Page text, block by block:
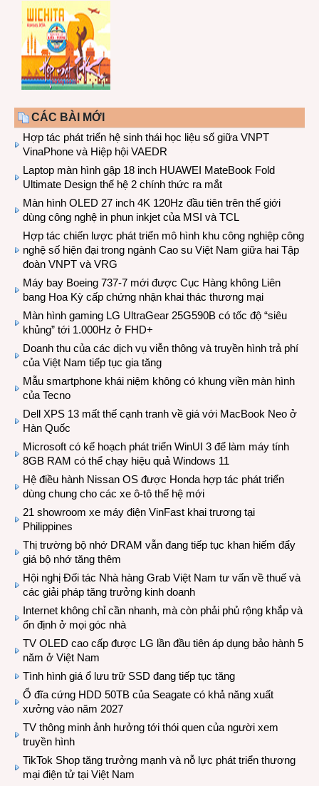
CÁC BÀI MỚI
Hợp tác phát triển hệ sinh thái học liệu số giữa VNPT
VinaPhone và Hiệp hội VAEDR
Laptop màn hình gập 18 inch HUAWEI MateBook Fold
Ultimate Design thế hệ 2 chính thức ra mắt
Màn hình OLED 27 inch 4K 120Hz đầu tiên trên thế giới
dùng công nghệ in phun inkjet của MSI và TCL
Hợp tác chiến lược phát triển mô hình khu công nghiệp công
nghệ số hiện đại trong ngành Cao su Việt Nam giữa hai Tập
đoàn VNPT và VRG
Máy bay Boeing 737-7 mới được Cục Hàng không Liên
bang Hoa Kỳ cấp chứng nhận khai thác thương mại
Màn hình gaming LG UltraGear 25G590B có tốc độ “siêu
khủng” tới 1.000Hz ở FHD+
Doanh thu của các dịch vụ viễn thông và truyền hình trả phí
của Việt Nam tiếp tục gia tăng
Mẫu smartphone khái niệm không có khung viền màn hình
của Tecno
Dell XPS 13 mất thế cạnh tranh về giá với MacBook Neo ở
Hàn Quốc
Microsoft có kế hoạch phát triển WinUI 3 để làm máy tính
8GB RAM có thể chạy hiệu quả Windows 11
Hệ điều hành Nissan OS được Honda hợp tác phát triển
dùng chung cho các xe ô-tô thế hệ mới
21 showroom xe máy điện VinFast khai trương tại
Philippines
Thị trường bộ nhớ DRAM vẫn đang tiếp tục khan hiếm đẩy
giá bộ nhớ tăng thêm
Hội nghị Đối tác Nhà hàng Grab Việt Nam tư vấn về thuế và
các giải pháp tăng trưởng kinh doanh
Internet không chỉ cần nhanh, mà còn phải phủ rộng khắp và
ổn định ở mọi góc nhà
TV OLED cao cấp được LG lần đầu tiên áp dụng bảo hành 5
năm ở Việt Nam
Tình hình giá ổ lưu trữ SSD đang tiếp tục tăng
Ổ đĩa cứng HDD 50TB của Seagate có khả năng xuất
xưởng vào năm 2027
TV thông minh ảnh hưởng tới thói quen của người xem
truyền hình
TikTok Shop tăng trưởng mạnh và nỗ lực phát triển thương
mại điện tử tại Việt Nam